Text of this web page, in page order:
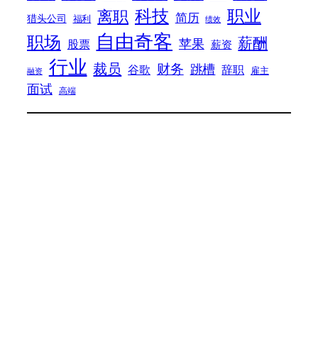
猎头公司 福利 离职 科技 简历 绩效 职业
职场 股票 自由奇客 苹果 薪资 薪酬
融资 行业 裁员 谷歌 财务 跳槽 辞职 雇主
面试 高端